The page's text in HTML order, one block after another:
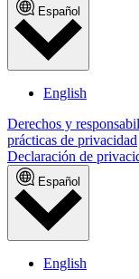
Español
English
Derechos y
prácticas de privacidad
Declaración de
Español
English